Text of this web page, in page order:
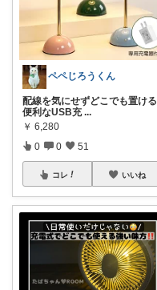
ペペじろうくん
配線を気にせずどこでも置ける
便利なUSB充 ...
￥ 6,280
0 0 51
コレ いいね